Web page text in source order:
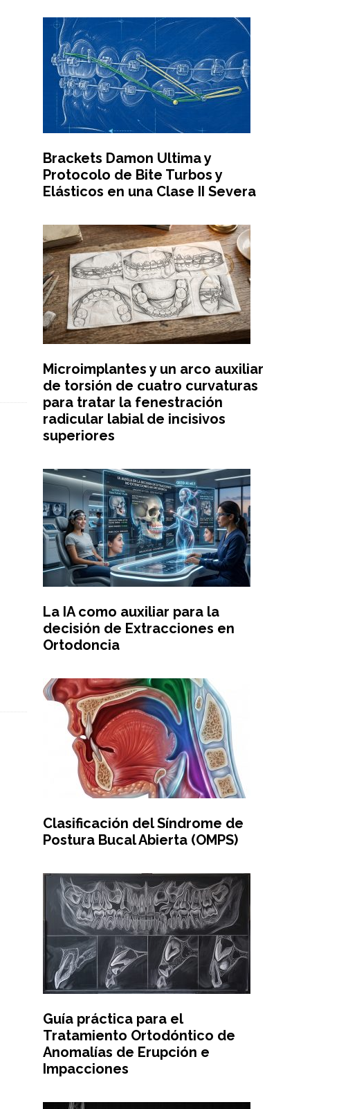
Brackets Damon Ultima y
Protocolo de Bite Turbos y
Elásticos en una Clase II Severa
Microimplantes y un arco auxiliar
de torsión de cuatro curvaturas
para tratar la fenestración
radicular labial de incisivos
superiores
La IA como auxiliar para la
decisión de Extracciones en
Ortodoncia
Clasificación del Síndrome de
Postura Bucal Abierta (OMPS)
Guía práctica para el
Tratamiento Ortodóntico de
Anomalías de Erupción e
Impacciones